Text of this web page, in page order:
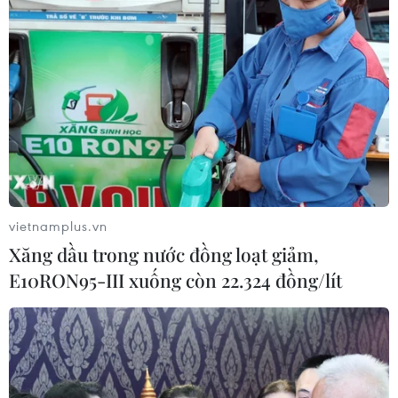
Washington thường viện dẫn vấn đề này để
biện hộ cho lệnh cấm vận chống La Habana./.
(TTXVN/Vietnam+)
vietnamplus.vn
Xăng dầu trong nước đồng loạt giảm,
E10RON95-III xuống còn 22.324 đồng/lít